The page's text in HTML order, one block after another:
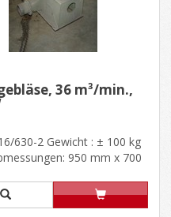
36 m³/min.,
630-2 Gewicht : ± 100 kg
950 mm x 700